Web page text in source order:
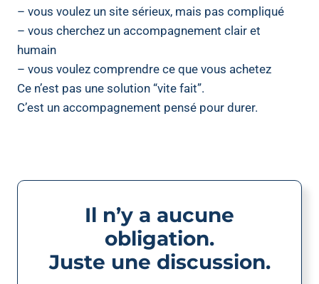
– vous voulez un site sérieux, mais pas compliqué
– vous cherchez un accompagnement clair et
humain
– vous voulez comprendre ce que vous achetez
Ce n’est pas une solution “vite fait”.
C’est un accompagnement pensé pour durer.
Il n’y a aucune
obligation.
Juste une discussion.